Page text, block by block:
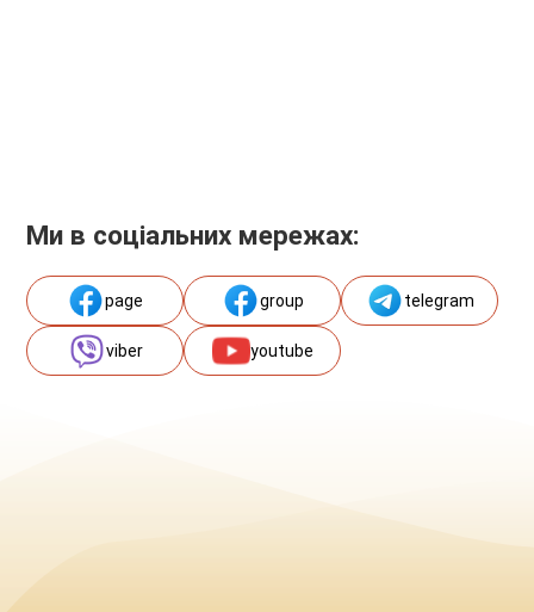
Ми в соціальних мережах:
page group telegram
viber youtube